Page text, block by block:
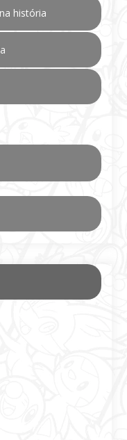
história